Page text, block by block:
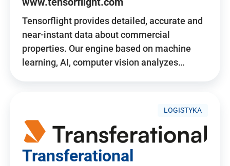
Tensorflight provides detailed, accurate and
near-instant data about commercial
properties. Our engine based on machine
learning, AI, computer vision analyzes…
LOGISTYKA
Transferational